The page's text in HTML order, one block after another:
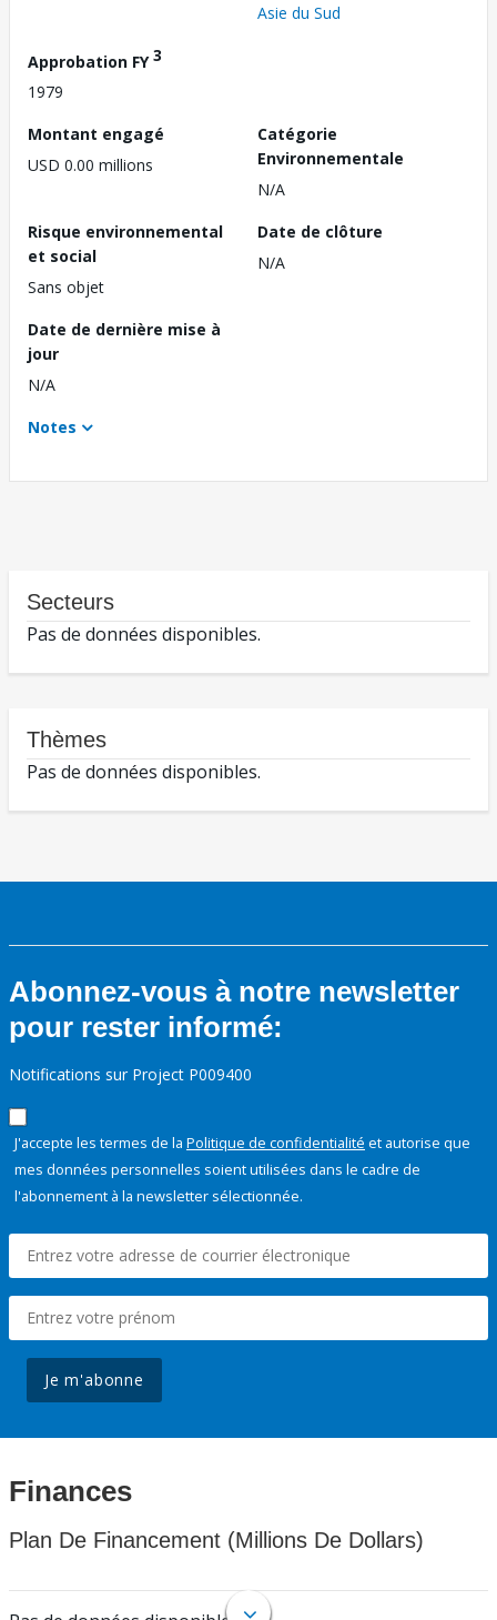
Asie du Sud
Approbation FY3
1979
Montant engagé
USD 0.00 millions
Catégorie
Environnementale
N/A
Risque environnemental
et social
Sans objet
Date de clôture
N/A
Date de dernière mise à
jour
N/A
Notes
Secteurs
Pas de données disponibles.
Thèmes
Pas de données disponibles.
Abonnez-vous à notre newsletter
pour rester informé:
Notifications sur Project P009400
J'accepte les termes de la Politique de confidentialité et autorise que
mes données personnelles soient utilisées dans le cadre de
l'abonnement à la newsletter sélectionnée.
Je m'abonne
Finances
Plan De Financement (Millions De Dollars)